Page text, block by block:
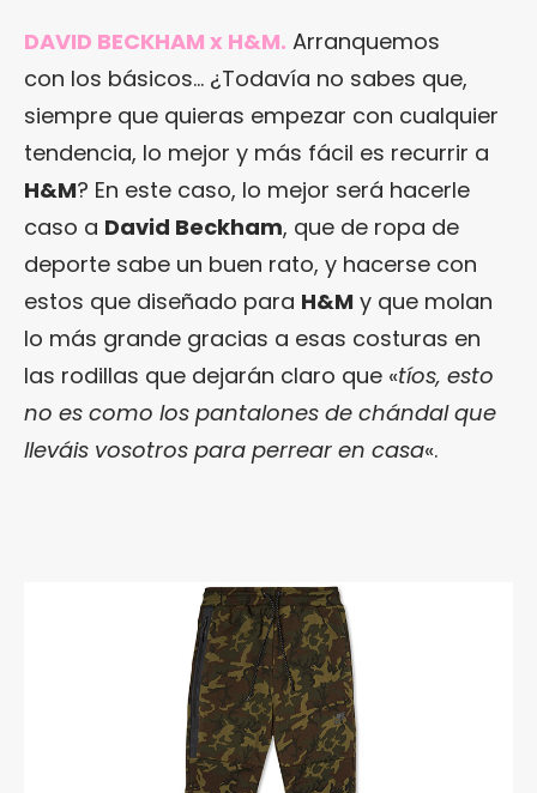
DAVID BECKHAM x H&M. Arranquemos
con los básicos… ¿Todavía no sabes que,
siempre que quieras empezar con cualquier
tendencia, lo mejor y más fácil es recurrir a
H&M? En este caso, lo mejor será hacerle
caso a David Beckham, que de ropa de
deporte sabe un buen rato, y hacerse con
estos que diseñado para H&M y que molan
lo más grande gracias a esas costuras en
las rodillas que dejarán claro que «tíos, esto
no es como los pantalones de chándal que
lleváis vosotros para perrear en casa«.